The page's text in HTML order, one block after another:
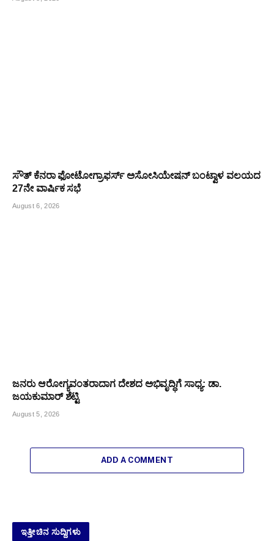
ಸೌತ್ ಕೆನರಾ ಫೋಟೋಗ್ರಾಫರ್ಸ್ ಅಸೋಸಿಯೇಷನ್ ಬಂಟ್ವಾಳ ವಲಯದ
27ನೇ ವಾರ್ಷಿಕ ಸಭೆ
August 6, 2026
ಜನರು ಆರೋಗ್ಯವಂತರಾದಾಗ ದೇಶದ ಅಭಿವೃದ್ಧಿಗೆ ಸಾಧ್ಯ: ಡಾ.
ಜಯಕುಮಾರ್ ಶೆಟ್ಟಿ
August 5, 2026
ADD A COMMENT
ಇತ್ತೀಚಿನ ಸುದ್ದಿಗಳು